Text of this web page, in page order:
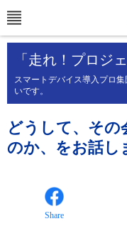
「走れ！プロジ
スマートデバイス導入プロ
いです。
どうして、その
のか、をお話し
Share